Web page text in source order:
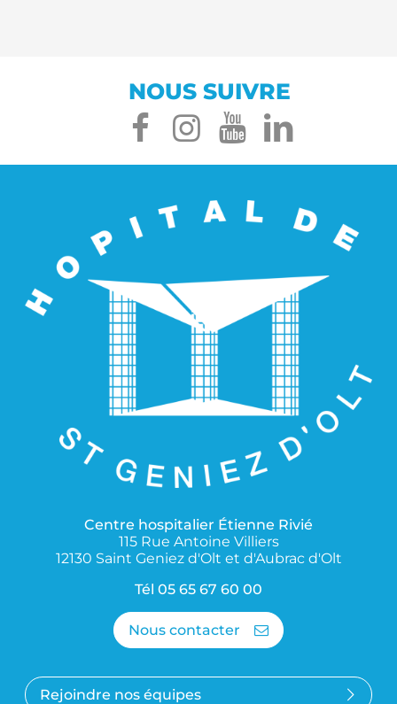
NOUS SUIVRE
facebook
instagram
youtube
Centre hospitalier Étienne Rivié
115 Rue Antoine Villiers
12130 Saint Geniez d'Olt et d'Aubrac d'Olt
Tél 05 65 67 60 00
Nous contacter
Rejoindre nos équipes